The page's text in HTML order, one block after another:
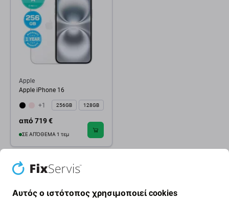
Apple
Apple iPhone 16
+1 256GB 128GB
από 719 €
ΣΕ ΑΠΌΘΕΜΑ 1 τεμ
Αυτός ο ιστότοπος χρησιμοποιεί cookies